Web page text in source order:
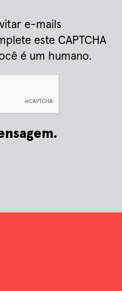
e-mails
este CAPTCHA
é um humano.